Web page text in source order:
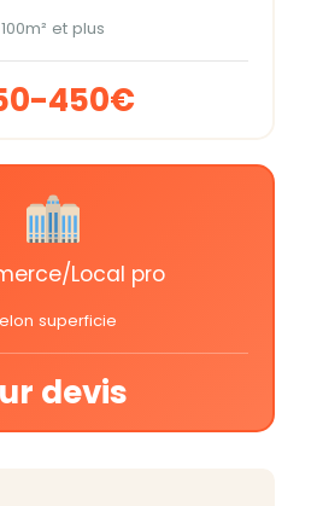
100m² et plus
450€
Local pro
superficie
devis